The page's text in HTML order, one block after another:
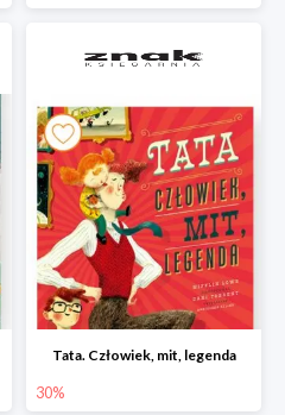
Tata. Człowiek, mit, legenda
30%